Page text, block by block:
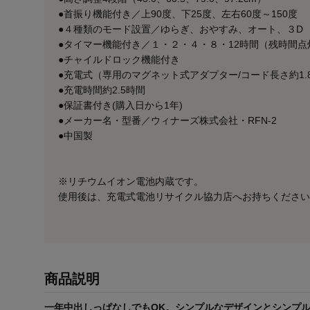
●首振り機能付き／上90度、下25度、左右60度～150度
●４種類のモード設置／ゆらぎ、おやすみ、オート、３D
●タイマー機能付き／１・２・４・８・12時間（残時間点
●チャイルドロック機能付き
●充電式（専用のマグネット式アダプター/コード長さ約
●充電時間約2.5時間
●保証書付き(購入日から1年)
●メーカー名・型番／ウィナーズ株式会社・RFN-2
●中国製
※リチウムイオン電池内蔵です。
使用後は、充電式電池リサイクル協力店へお持ちください
商品説明
一年中出しっぱなしでもOK。シンプルなデザインとシンプ